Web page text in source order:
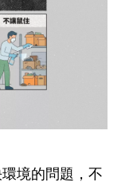
境的問題，不